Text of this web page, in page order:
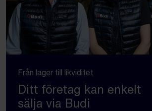
Från lager till likviditet
Ditt företag kan enkelt
sälja via Budi